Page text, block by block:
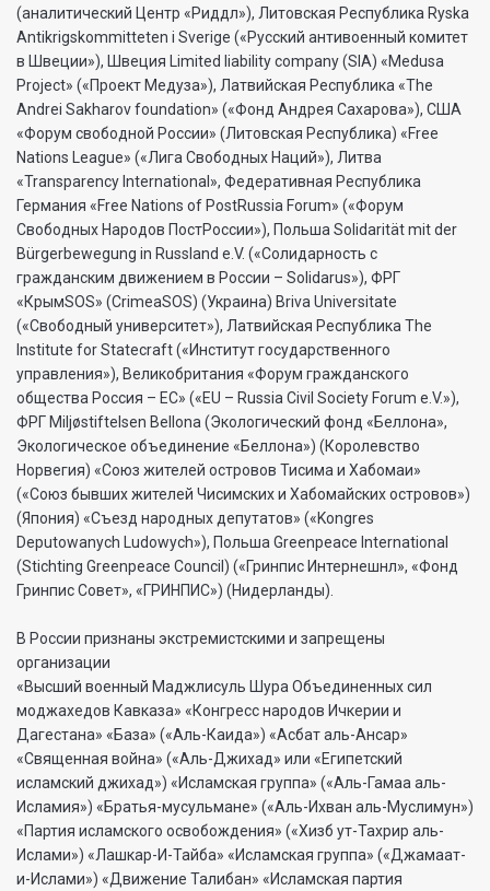
(аналитический Центр «Риддл»), Литовская Республика Ryska
Antikrigskommitteten i Sverige («Русский антивоенный комитет
в Швеции»), Швеция Limited liability company (SIA) «Medusa
Project» («Проект Медуза»), Латвийская Республика «The
Andrei Sakharov foundation» («Фонд Андрея Сахарова»), США
«Форум свободной России» (Литовская Республика) «Free
Nations League» («Лига Свободных Наций»), Литва
«Transparеncy International», Федеративная Республика
Германия «Free Nations of PostRussia Forum» («Форум
Свободных Народов ПостРоссии»), Польша Solidarität mit der
Bürgerbewegung in Russland e.V. («Солидарность с
гражданским движением в России – Solidarus»), ФРГ
«КрымSOS» (CrimeaSOS) (Украина) Briva Universitate
(«Свободный университет»), Латвийская Республика The
Institute for Statecraft («Институт государственного
управления»), Великобритания «Форум гражданского
общества Россия – ЕС» («EU – Russia Civil Society Forum e.V.»),
ФРГ Miljøstiftelsen Bellona (Экологический фонд «Беллона»,
Экологическое объединение «Беллона») (Королевство
Норвегия) «Союз жителей островов Тисима и Хабомаи»
(«Союз бывших жителей Чисимских и Хабомайских островов»)
(Япония) «Съезд народных депутатов» («Kongres
Deputowanych Ludowych»), Польша Greenpeace International
(Stichting Greenpeace Council) («Гринпис Интернешнл», «Фонд
Гринпис Совет», «ГРИНПИС») (Нидерланды).
В России признаны экстремистскими и запрещены
организации
«Высший военный Маджлисуль Шура Объединенных сил
моджахедов Кавказа» «Конгресс народов Ичкерии и
Дагестана» «База» («Аль-Каида») «Асбат аль-Ансар»
«Священная война» («Аль-Джихад» или «Египетский
исламский джихад») «Исламская группа» («Аль-Гамаа аль-
Исламия») «Братья-мусульмане» («Аль-Ихван аль-Муслимун»)
«Партия исламского освобождения» («Хизб ут-Тахрир аль-
Ислами») «Лашкар-И-Тайба» «Исламская группа» («Джамаат-
и-Ислами») «Движение Талибан» «Исламская партия